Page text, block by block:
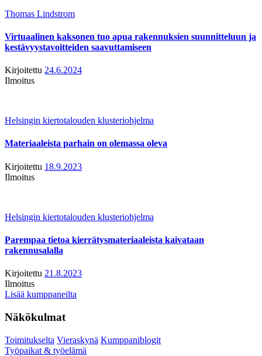
Thomas Lindstrom
Virtuaalinen kaksonen tuo apua rakennuksien suunnitteluun ja
kestävyystavoitteiden saavuttamiseen
Kirjoitettu 24.6.2024
Ilmoitus
Helsingin kiertotalouden klusteriohjelma
Materiaaleista parhain on olemassa oleva
Kirjoitettu 18.9.2023
Ilmoitus
Helsingin kiertotalouden klusteriohjelma
Parempaa tietoa kierrätysmateriaaleista kaivataan
rakennusalalla
Kirjoitettu 21.8.2023
Ilmoitus
Lisää kumppaneilta
Näkökulmat
Toimitukselta Vieraskynä Kumppaniblogit
Työpaikat & työelämä